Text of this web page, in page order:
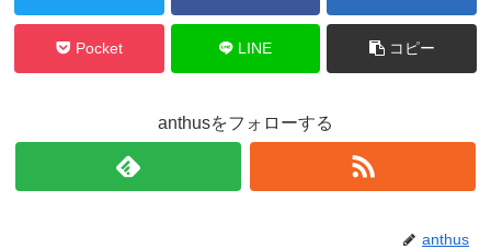
Pocket LINE コピー
anthusをフォローする
anthus